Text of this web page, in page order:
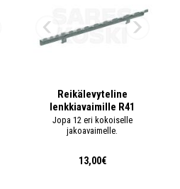
Reikälevyteline
lenkkiavaimille R41
Jopa 12 eri kokoiselle
jakoavaimelle.
13,00€